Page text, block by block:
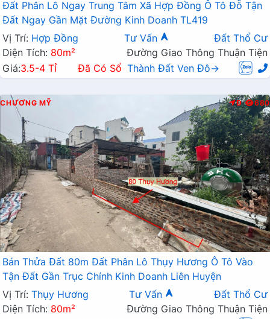
Đất Phân Lô Ngay Trung Tâm Xã Hợp Đồng Ô Tô Đỗ Tận
Đất Ngay Gần Mặt Đường Kinh Doanh TL419
Vị Trí: Hợp Đồng Tư Vấn
Đất Thổ Cư
Diện Tích: 80m²
Đường Giao Thông Thuận Tiện
Giá:3.5-4 Tỉ Đã Có Sổ Thành Đất Ven Đô→
CHƯƠNG MỸ Đ 680
Bán Thửa Đất 80m Đất Phân Lô Thụy Hương Ô Tô Vào
Tận Đất Gần Trục Chính Kinh Doanh Liên Huyện
Vị Trí: Thụy Hương Tư Vấn
Đất Thổ Cư
Diện Tích: 80m²
Đường Giao Thông Thuận Tiện